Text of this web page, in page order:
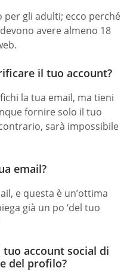
per gli adulti; ecco perché
avere almeno 18
il tuo account?
la tua email, ma tieni
fornire solo il tuo
sarà impossibile
email?
e questa è un’ottima
già un po ‘del tuo
tuo account social di
del profilo?